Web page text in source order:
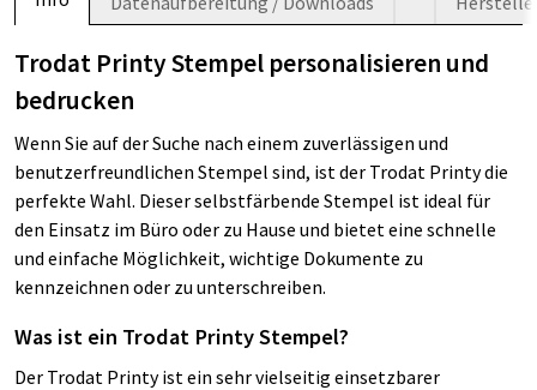
Trodat Printy Stempel personalisieren und
bedrucken
Wenn Sie auf der Suche nach einem zuverlässigen und
benutzerfreundlichen Stempel sind, ist der Trodat Printy die
perfekte Wahl. Dieser selbstfärbende Stempel ist ideal für
den Einsatz im Büro oder zu Hause und bietet eine schnelle
und einfache Möglichkeit, wichtige Dokumente zu
kennzeichnen oder zu unterschreiben.
Was ist ein Trodat Printy Stempel?
Der Trodat Printy ist ein sehr vielseitig einsetzbarer